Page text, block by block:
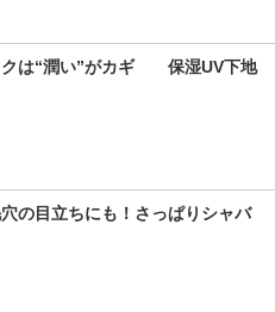
は“潤い”がカギ　　保湿UV下地
の目立ちにも！さっぱりシャバ